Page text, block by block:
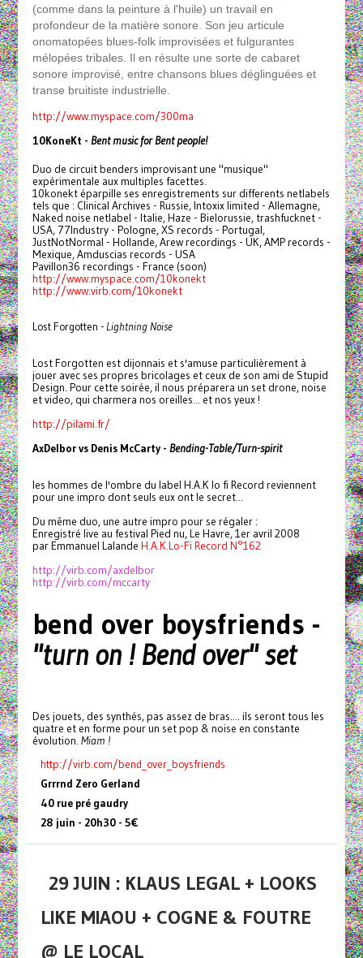
(comme dans la peinture à l'huile) un travail en
profondeur de la matière sonore. Son jeu articule
onomatopées blues-folk improvisées et fulgurantes
mélopées tribales. Il en résulte une sorte de cabaret
sonore improvisé, entre chansons blues déglinguées et
transe bruitiste industrielle.
http://www.myspace.com/300ma
10KoneKt - Bent music for Bent people!
Duo de circuit benders improvisant une "musique"
expérimentale aux multiples facettes.
10konekt éparpille ses enregistrements sur differents netlabels
tels que : Clinical Archives - Russie, Intoxix limited - Allemagne,
Naked noise netlabel - Italie, Haze - Bielorussie, trashfucknet -
USA, 77Industry - Pologne, XS records - Portugal,
JustNotNormal - Hollande, Arew recordings - UK, AMP records -
Mexique, Amduscias records - USA
Pavillon36 recordings - France (soon)
http://www.myspace.com/10konekt
http://www.virb.com/10konekt
Lost Forgotten -Lightning Noise
Lost Forgotten est dijonnais et s'amuse particulièrement à
jouer avec ses propres bricolages et ceux de son ami de Stupid
Design. Pour cette soirée, il nous préparera un set drone, noise
et video, qui charmera nos oreilles... et nos yeux !
http://pilami.fr/
AxDelbor vs Denis McCarty - Bending-Table/Turn-spirit
les hommes de l'ombre du label H.A.K lo fi Record reviennent
pour une impro dont seuls eux ont le secret...
Du même duo, une autre impro pour se régaler :
Enregistré live au festival Pied nu, Le Havre, 1er avril 2008
par Emmanuel Lalande H.A.K.Lo-Fi Record N°162
http://virb.com/axdelbor
http://virb.com/mccarty
bend over boysfriends -
"turn on ! Bend over" set
Des jouets, des synthés, pas assez de bras.... ils seront tous les
quatre et en forme pour un set pop & noise en constante
évolution. Miam !
http://virb.com/bend_over_ boysfriends
Grrrnd Zero Gerland
40 rue pré gaudry
28 juin - 20h30 - 5€
29 JUIN : KLAUS LEGAL + LOOKS
LIKE MIAOU + COGNE & FOUTRE
@ LE LOCAL